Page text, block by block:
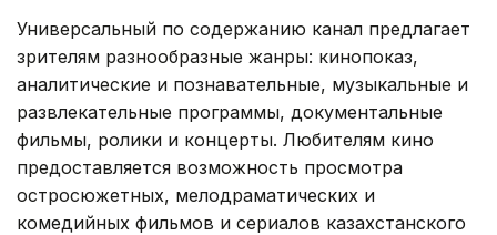
Универсальный по содержанию канал предлагает
зрителям разнообразные жанры: кинопоказ,
аналитические и познавательные, музыкальные и
развлекательные программы, документальные
фильмы, ролики и концерты. Любителям кино
предоставляется возможность просмотра
остросюжетных, мелодраматических и
комедийных фильмов и сериалов казахстанского